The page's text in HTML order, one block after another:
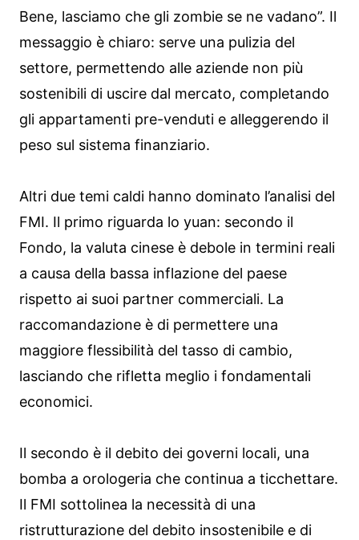
Bene, lasciamo che gli zombie se ne vadano”. Il
messaggio è chiaro: serve una pulizia del
settore, permettendo alle aziende non più
sostenibili di uscire dal mercato, completando
gli appartamenti pre-venduti e alleggerendo il
peso sul sistema finanziario.
Altri due temi caldi hanno dominato l’analisi del
FMI. Il primo riguarda lo yuan: secondo il
Fondo, la valuta cinese è debole in termini reali
a causa della bassa inflazione del paese
rispetto ai suoi partner commerciali. La
raccomandazione è di permettere una
maggiore flessibilità del tasso di cambio,
lasciando che rifletta meglio i fondamentali
economici.
Il secondo è il debito dei governi locali, una
bomba a orologeria che continua a ticchettare.
Il FMI sottolinea la necessità di una
ristrutturazione del debito insostenibile e di